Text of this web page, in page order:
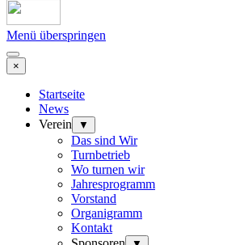
Menü überspringen
×
Startseite
News
Verein
▼
Das sind Wir
Turnbetrieb
Wo turnen wir
Jahresprogramm
Vorstand
Organigramm
Kontakt